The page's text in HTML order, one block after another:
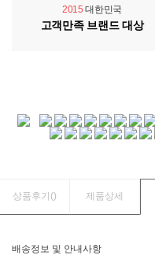
2015 대한민국
고객만족 브랜드 대상
상품후기() 제품상세
배송정보 및 안내사항